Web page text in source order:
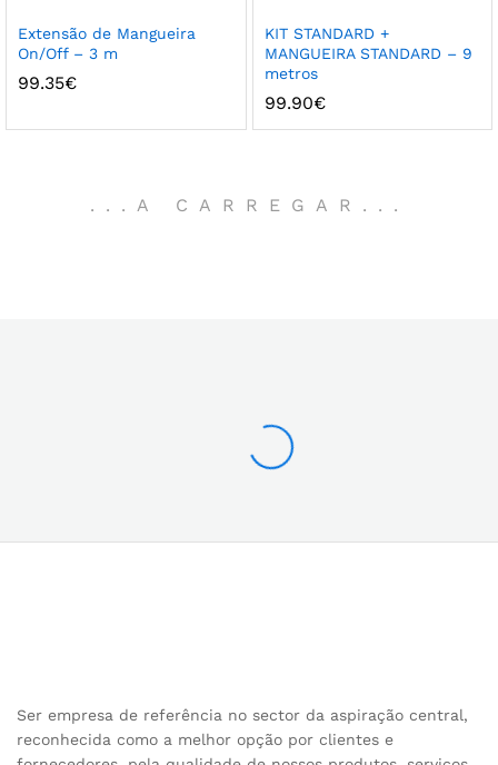
Extensão de Mangueira
On/Off – 3 m
99.35€
KIT STANDARD +
MANGUEIRA STANDARD – 9
metros
99.90€
. . . A CARREGAR . . .
Ser empresa de referência no sector da aspiração central,
reconhecida como a melhor opção por clientes e